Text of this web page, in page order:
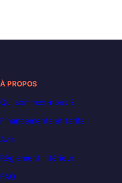
À PROPOS
Qui sommes-nous ?
Financements et tarifs
Avis
Règlement intérieur
FAQ